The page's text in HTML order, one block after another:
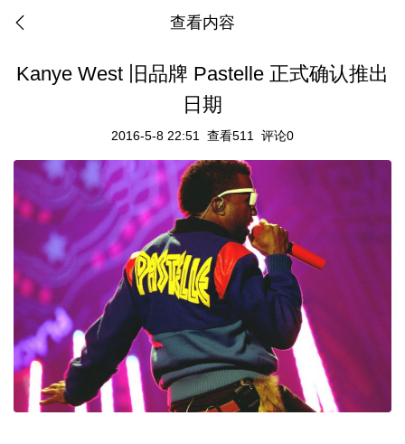
查看内容
Kanye West 旧品牌 Pastelle 正式确认推出
日期
2016-5-8 22:51 查看511 评论0